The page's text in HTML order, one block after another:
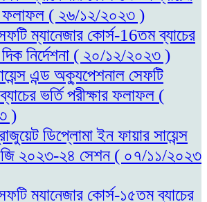
ফলাফল ( ২৬/১২/২০২৩ )
ম্যানেজার কোর্স-16তম ব্যাচের
দিক নির্দেশনা ( ২০/১২/২০২৩ )
এন্ড অক্যুপেশনাল সেফটি
ভর্তি পরীক্ষার ফলাফল (
)
ডিপ্লোমা ইন ফায়ার সায়েন্স
২০২৩-২৪ সেশন ( ০৭/১১/২০২৩
ম্যানেজার কোর্স-১৫তম ব্যাচের